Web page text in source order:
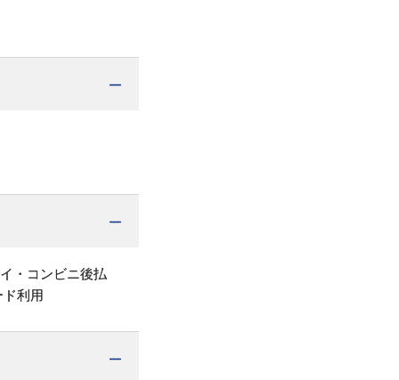
・コンビニ後払
利用